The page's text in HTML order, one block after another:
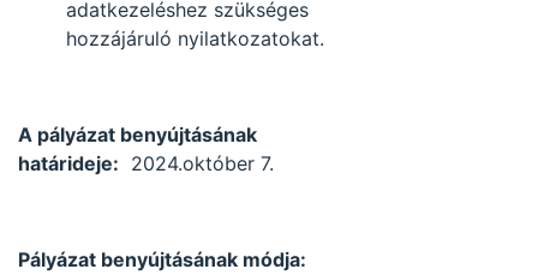
adatkezeléshez szükséges
hozzájáruló nyilatkozatokat.
A pályázat benyújtásának
határideje: 2024.október 7.
Pályázat benyújtásának módja: